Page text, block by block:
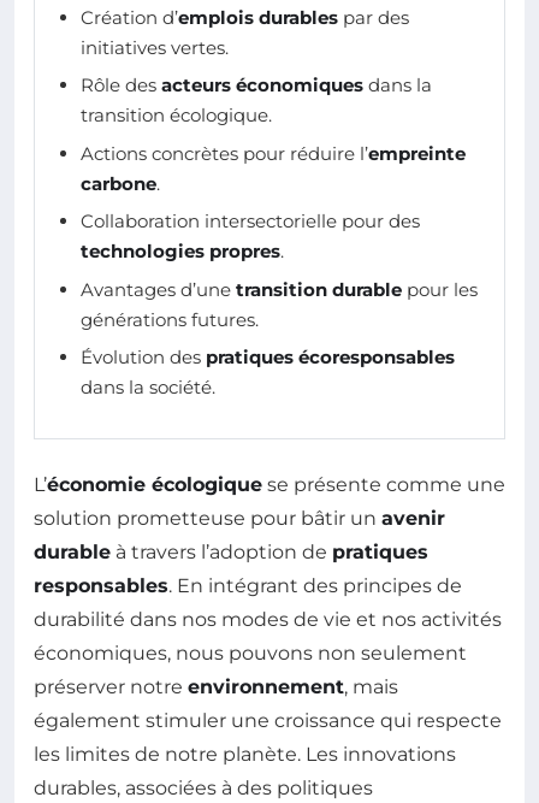
Création d’emplois durables par des
initiatives vertes.
Rôle des acteurs économiques dans la
transition écologique.
Actions concrètes pour réduire l’empreinte
carbone.
Collaboration intersectorielle pour des
technologies propres.
Avantages d’une transition durable pour les
générations futures.
Évolution des pratiques écoresponsables
dans la société.
L’économie écologique se présente comme une
solution prometteuse pour bâtir un avenir
durable à travers l’adoption de pratiques
responsables. En intégrant des principes de
durabilité dans nos modes de vie et nos activités
économiques, nous pouvons non seulement
préserver notre environnement, mais
également stimuler une croissance qui respecte
les limites de notre planète. Les innovations
durables, associées à des politiques